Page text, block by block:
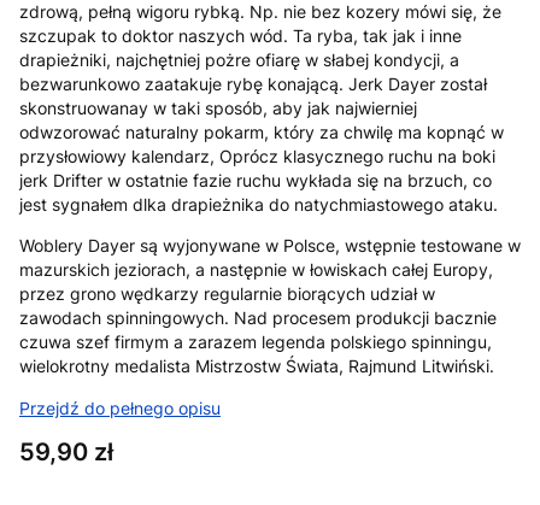
zdrową, pełną wigoru rybką. Np. nie bez kozery mówi się, że
szczupak to doktor naszych wód. Ta ryba, tak jak i inne
drapieżniki, najchętniej pożre ofiarę w słabej kondycji, a
bezwarunkowo zaatakuje rybę konającą. Jerk Dayer został
skonstruowanay w taki sposób, aby jak najwierniej
odwzorować naturalny pokarm, który za chwilę ma kopnąć w
przysłowiowy kalendarz, Oprócz klasycznego ruchu na boki
jerk Drifter w ostatnie fazie ruchu wykłada się na brzuch, co
jest sygnałem dlka drapieżnika do natychmiastowego ataku.
Woblery Dayer są wyjonywane w Polsce, wstępnie testowane w
mazurskich jeziorach, a następnie w łowiskach całej Europy,
przez grono wędkarzy regularnie biorących udział w
zawodach spinningowych. Nad procesem produkcji bacznie
czuwa szef firmym a zarazem legenda polskiego spinningu,
wielokrotny medalista Mistrzostw Świata, Rajmund Litwiński.
Przejdź do pełnego opisu
Cena
59,90 zł